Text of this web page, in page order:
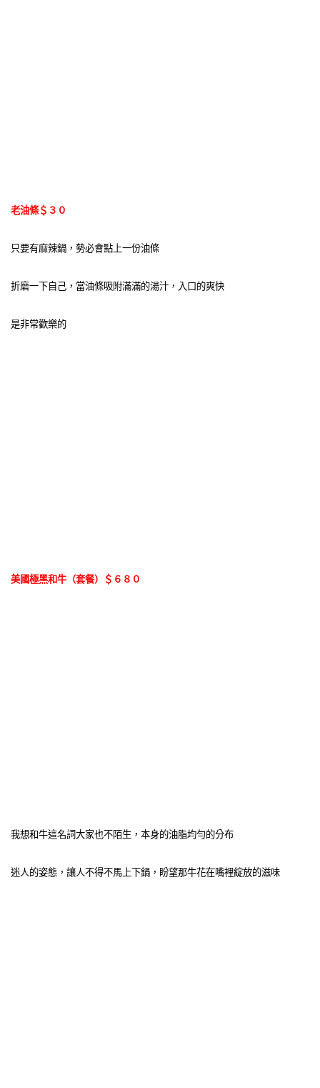
老油條＄３０
只要有麻辣鍋，勢必會點上一份油條
折磨一下自己，當油條吸附滿滿的湯汁，入口的爽快
是非常歡樂的
美國極黑和牛（套餐）＄６８０
我想和牛這名詞大家也不陌生，本身的油脂均勻的分布
迷人的姿態，讓人不得不馬上下鍋，盼望那牛花在嘴裡綻放的滋味